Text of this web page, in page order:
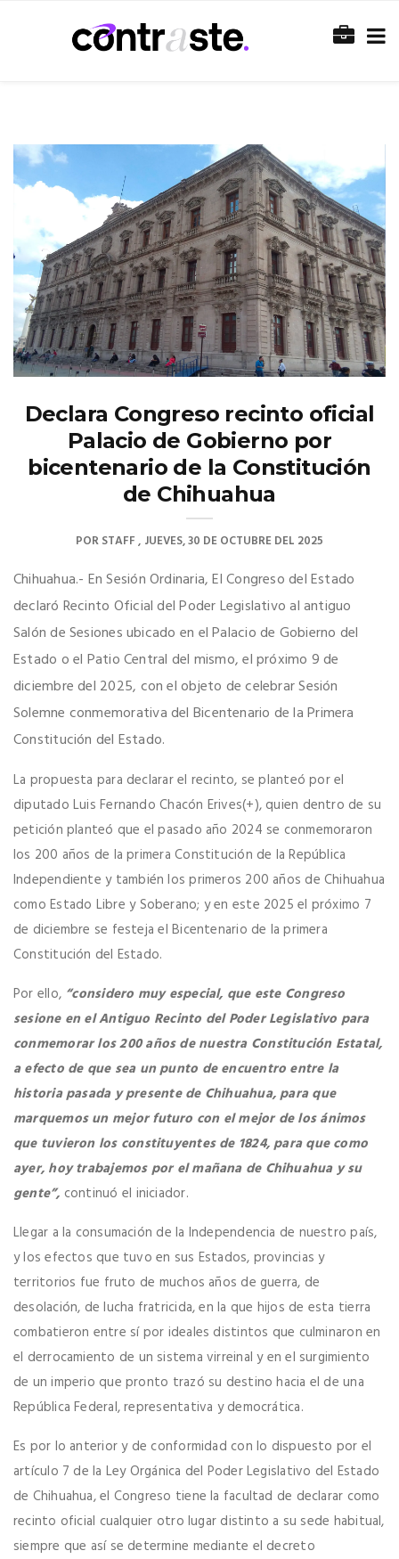
Declara Congreso recinto oficial
Palacio de Gobierno por
bicentenario de la Constitución
de Chihuahua
PORSTAFF JUEVES, 30 DE OCTUBRE DEL 2025
Chihuahua.- En Sesión Ordinaria, El Congreso del Estado
declaró Recinto Oficial del Poder Legislativo al antiguo
Salón de Sesiones ubicado en el Palacio de Gobierno del
Estado o el Patio Central del mismo, el próximo 9 de
diciembre del 2025, con el objeto de celebrar Sesión
Solemne conmemorativa del Bicentenario de la Primera
Constitución del Estado.
La propuesta para declarar el recinto, se planteó por el
diputado Luis Fernando Chacón Erives(+), quien dentro de su
petición planteó que el pasado año 2024 se conmemoraron
los 200 años de la primera Constitución de la República
Independiente y también los primeros 200 años de Chihuahua
como Estado Libre y Soberano; y en este 2025 el próximo 7
de diciembre se festeja el Bicentenario de la primera
Constitución del Estado.
Por ello, “considero muy especial, que este Congreso
sesione en el Antiguo Recinto del Poder Legislativo para
conmemorar los 200 años de nuestra Constitución Estatal,
a efecto de que sea un punto de encuentro entre la
historia pasada y presente de Chihuahua, para que
marquemos un mejor futuro con el mejor de los ánimos
que tuvieron los constituyentes de 1824, para que como
ayer, hoy trabajemos por el mañana de Chihuahua y su
gente”, continuó el iniciador.
Llegar a la consumación de la Independencia de nuestro país,
y los efectos que tuvo en sus Estados, provincias y
territorios fue fruto de muchos años de guerra, de
desolación, de lucha fratricida, en la que hijos de esta tierra
combatieron entre sí por ideales distintos que culminaron en
el derrocamiento de un sistema virreinal y en el surgimiento
de un imperio que pronto trazó su destino hacia el de una
República Federal, representativa y democrática.
Es por lo anterior y de conformidad con lo dispuesto por el
artículo 7 de la Ley Orgánica del Poder Legislativo del Estado
de Chihuahua, el Congreso tiene la facultad de declarar como
recinto oficial cualquier otro lugar distinto a su sede habitual,
siempre que así se determine mediante el decreto